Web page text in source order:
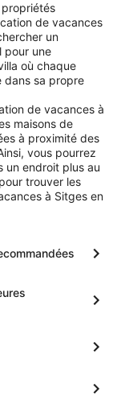
un
pour une
où chaque
dans sa propre
de vacances à
maisons de
à proximité des
vous pourrez
un endroit plus au
trouver les
à Sitges en